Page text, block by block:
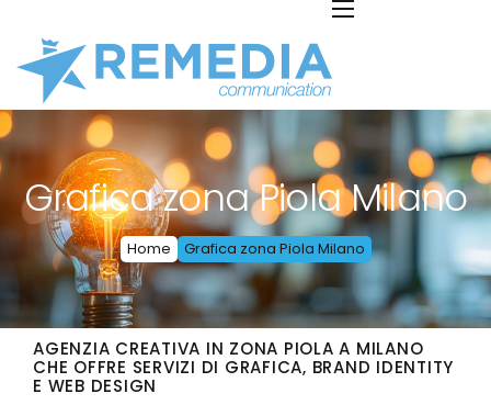
Grafica zona Piola Milano
Home Grafica zona Piola Milano
AGENZIA CREATIVA IN ZONA PIOLA A MILANO
CHE OFFRE SERVIZI DI GRAFICA, BRAND IDENTITY
E WEB DESIGN